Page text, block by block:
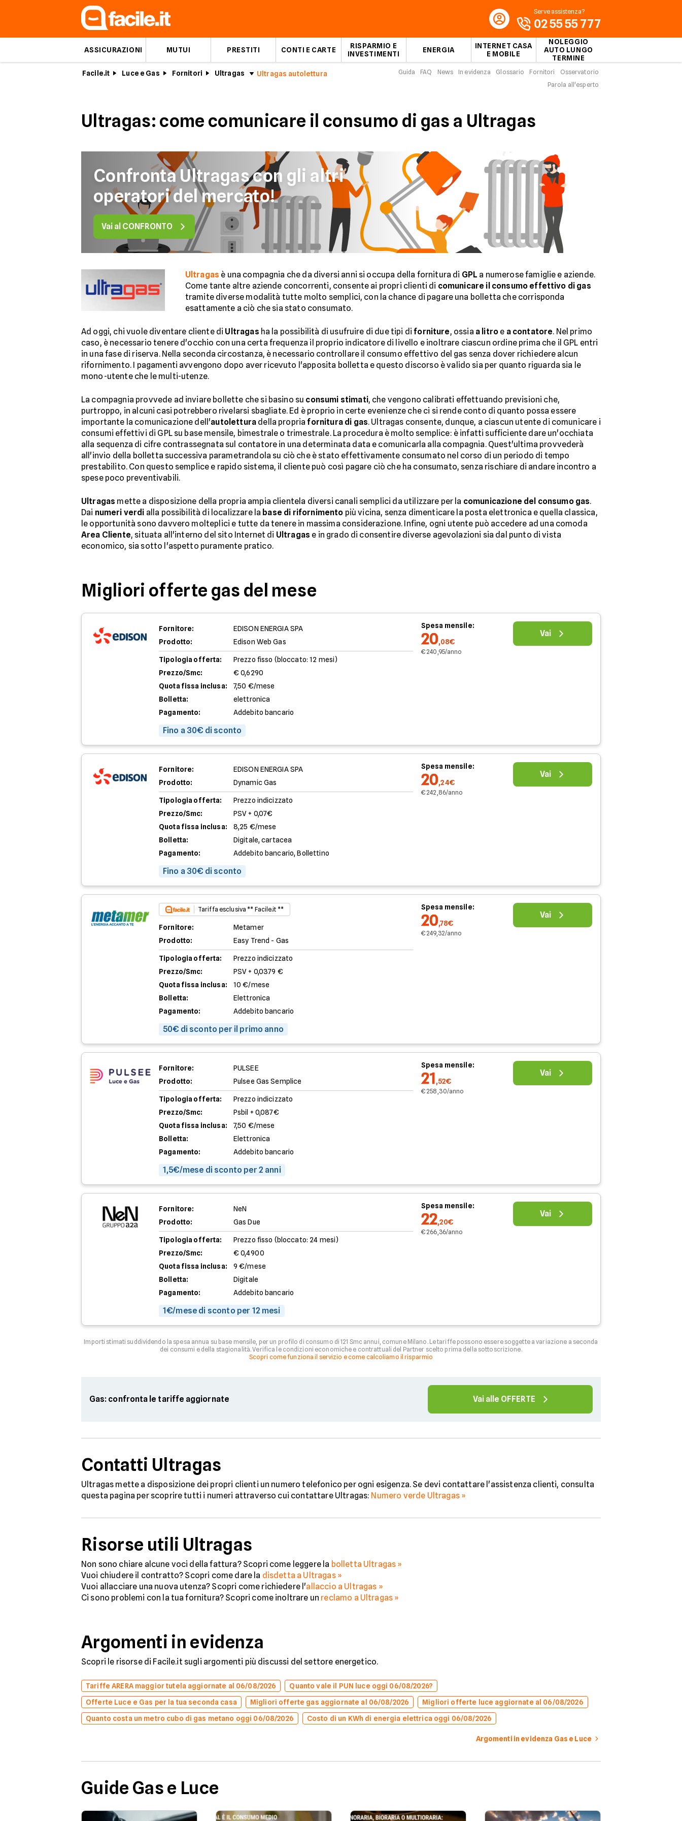
ASSICURAZIONI MUTUI PRESTITI CONTI E CARTE
RISPARMIO E
INVESTIMENTI
ENERGIA
INTERNET CASA
E MOBILE
NOLEGGIO
AUTO LUNGO
TERMINE
Serve assistenza?
02 55 55 777
Facile.it Luce e Gas Fornitori Ultragas Ultragas autolettura Guida FAQ News In evidenza Glossario Fornitori
Osservatorio
Parola all'esperto
Ultragas: come comunicare il consumo di gas a Ultragas
Confronta Ultragas con gli altri
operatori del mercato!
Vai al CONFRONTO
Ultragas è una compagnia che da diversi anni si occupa della fornitura di GPL a numerose famiglie e aziende.
Come tante altre aziende concorrenti, consente ai propri clienti di comunicare il consumo effettivo di gas
tramite diverse modalità tutte molto semplici, con la chance di pagare una bolletta che corrisponda
esattamente a ciò che sia stato consumato.
Ad oggi, chi vuole diventare cliente di Ultragas ha la possibilità di usufruire di due tipi diforniture, ossia a litro e a contatore. Nel primo
caso, è necessario tenere d'occhio con una certa frequenza il proprio indicatore di livello e inoltrare ciascun ordine prima che il GPL entri
in una fase di riserva. Nella seconda circostanza, è necessario controllare il consumo effettivo del gas senza dover richiedere alcun
rifornimento. I pagamenti avvengono dopo aver ricevuto l'apposita bolletta e questo discorso è valido sia per quanto riguarda sia le
mono-utente che le multi-utenze.
La compagnia provvede ad inviare bollette che si basino su consumi stimati, che vengono calibrati effettuando previsioni che,
purtroppo, in alcuni casi potrebbero rivelarsi sbagliate. Ed è proprio in certe evenienze che ci si rende conto di quanto possa essere
importante la comunicazione dell'autolettura della propriafornitura di gas. Ultragas consente, dunque, a ciascun utente di comunicare i
consumi effettivi di GPL su base mensile, bimestrale o trimestrale. La procedura è molto semplice: è infatti sufficiente dare un'occhiata
alla sequenza di cifre contrassegnata sul contatore in una determinata data e comunicarla alla compagnia. Quest'ultima provvederà
all'invio della bolletta successiva parametrandola su ciò che è stato effettivamente consumato nel corso di un periodo di tempo
prestabilito. Con questo semplice e rapido sistema, il cliente può così pagare ciò che ha consumato, senza rischiare di andare incontro a
spese poco preventivabili.
Ultragas mette a disposizione della propria ampia clientela diversi canali semplici da utilizzare per la comunicazione del consumo gas.
Dai numeri verdi alla possibilità di localizzare la base di rifornimento più vicina, senza dimenticare la posta elettronica e quella classica,
le opportunità sono davvero molteplici e tutte da tenere in massima considerazione. Infine, ogni utente può accedere ad una comoda
Area Cliente, situata all'interno del sito Internet di Ultragas e in grado di consentire diverse agevolazioni sia dal punto di vista
economico, sia sotto l'aspetto puramente pratico.
Migliori offerte gas del mese
Fornitore:
EDISON ENERGIA SPA
Prodotto:
Edison Web Gas
Tipologia offerta:
Prezzo fisso (bloccato: 12 mesi)
Prezzo/Smc:
€ 0,6290
Quota fissa inclusa:
7,50 €/mese
Bolletta:
elettronica
Pagamento:
Addebito bancario
Fino a 30€ di sconto
Spesa mensile:
20,08€
€ 240,95/anno
Vai
Fornitore:
EDISON ENERGIA SPA
Prodotto:
Dynamic Gas
Tipologia offerta:
Prezzo indicizzato
Prezzo/Smc:
PSV + 0,07€
Quota fissa inclusa:
8,25 €/mese
Bolletta:
Digitale, cartacea
Pagamento:
Addebito bancario, Bollettino
Fino a 30€ di sconto
Spesa mensile:
20,24€
€ 242,86/anno
Vai
Tariffa esclusiva ** Facile.it **
Fornitore:
Metamer
Prodotto:
Easy Trend - Gas
Tipologia offerta:
Prezzo indicizzato
Prezzo/Smc:
PSV + 0,0379 €
Quota fissa inclusa:
10 €/mese
Bolletta:
Elettronica
Pagamento:
Addebito bancario
50€ di sconto per il primo anno
Spesa mensile:
20,78€
€ 249,32/anno
Vai
Fornitore:
PULSEE
Prodotto:
Pulsee Gas Semplice
Tipologia offerta:
Prezzo indicizzato
Prezzo/Smc:
Psbil + 0,087€
Quota fissa inclusa:
7,50 €/mese
Bolletta:
Elettronica
Pagamento:
Addebito bancario
1,5€/mese di sconto per 2 anni
Spesa mensile:
21,52€
€ 258,30/anno
Vai
Fornitore:
NeN
Prodotto:
Gas Due
Tipologia offerta:
Prezzo fisso (bloccato: 24 mesi)
Prezzo/Smc:
€ 0,4900
Quota fissa inclusa:
9 €/mese
Bolletta:
Digitale
Pagamento:
Addebito bancario
1€/mese di sconto per 12 mesi
Spesa mensile:
22,20€
€ 266,36/anno
Vai
Importi stimati suddividendo la spesa annua su base mensile, per un profilo di consumo di 121 Smc annui, comune Milano. Le tariffe possono essere soggette a variazione a seconda
dei consumi e della stagionalità. Verifica le condizioni economiche e contrattuali del Partner scelto prima della sottoscrizione.
Scopri come funziona il servizio e come calcoliamo il risparmio
Gas: confronta le tariffe aggiornate Vai alle OFFERTE
Contatti Ultragas
Ultragas mette a disposizione dei propri clienti un numero telefonico per ogni esigenza. Se devi contattare l'assistenza clienti, consulta
questa pagina per scoprire tutti i numeri attraverso cui contattare Ultragas: Numero verde Ultragas »
Risorse utili Ultragas
Non sono chiare alcune voci della fattura? Scopri come leggere la bolletta Ultragas »
Vuoi chiudere il contratto? Scopri come dare la disdetta a Ultragas »
Vuoi allacciare una nuova utenza? Scopri come richiedere l'allaccio a Ultragas »
Ci sono problemi con la tua fornitura? Scopri come inoltrare un reclamo a Ultragas »
Argomenti in evidenza
Scopri le risorse di Facile.it sugli argomenti più discussi del settore energetico.
Tariffe ARERA maggior tutela aggiornate al 06/08/2026
Quanto vale il PUN luce oggi 06/08/2026?
Offerte Luce e Gas per la tua seconda casa
Migliori offerte gas aggiornate al 06/08/2026
Migliori offerte luce aggiornate al 06/08/2026
Quanto costa un metro cubo di gas metano oggi 06/08/2026
Costo di un KWh di energia elettrica oggi 06/08/2026
Argomenti in evidenza Gas e Luce
Guide Gas e Luce